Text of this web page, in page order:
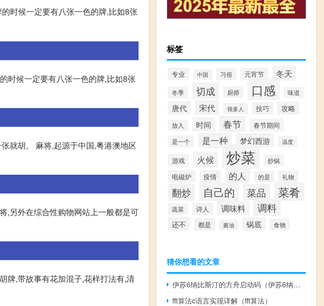
时候一定要有八张一色的牌,比如8张
时候一定要有八张一色的牌,比如8张
就胡。 麻将,起源于中国,粤港澳地区
,另外在综合性购物网站上一般都是可
牌,带故事有花加混子,花样打法有,清
标签
专业 中国 习俗 元宵节 冬天
冬季 切成 厨师 口感 味道
唐代 宋代 很多人 技巧 攻略
放入 时间 春节 春节期间
是一个 是一种 梦幻西游 温度
游戏 火候 炒菜 炒锅
电磁炉 疫情 的人 的是 礼物
翻炒 自己的 菜品 菜肴
蔬菜 诗人 调味料 调料
还不 都是 酱油 锅底 食物
猜你想看的文章
伊苏6纳比斯汀的方舟启动码（伊苏6纳比斯汀的方舟）
fft算法c语言实现详解（fft算法）